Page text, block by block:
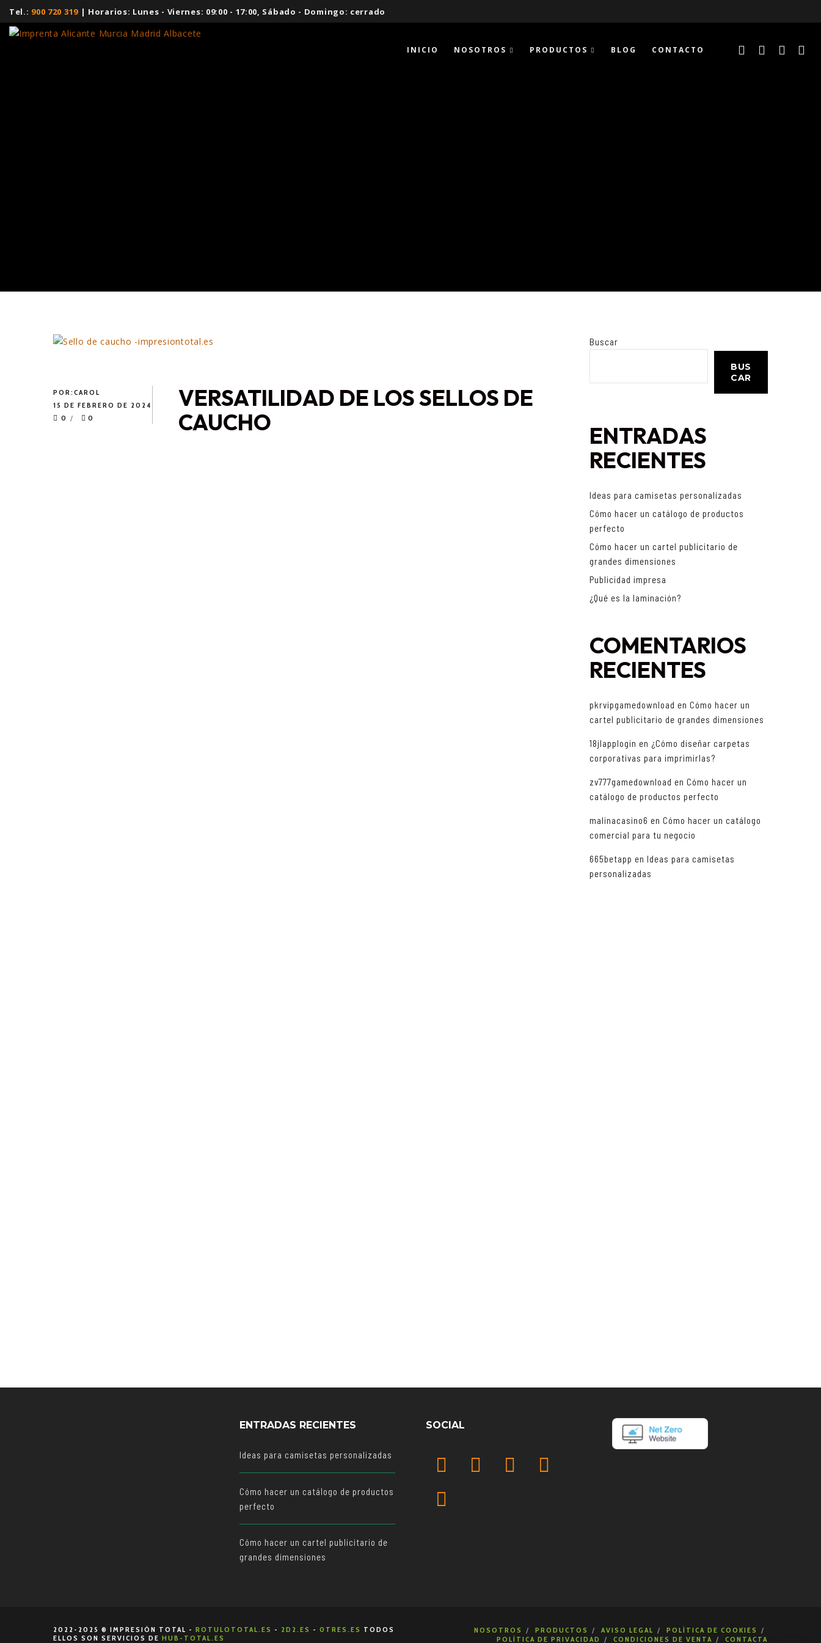
Tel.: 900 720 319| Horarios: Lunes - Viernes: 09:00 - 17:00, Sábado - Domingo: cerrado
INICIO NOSOTROS PRODUCTOS BLOG CONTACTO
POR:CAROL
15 DE FEBRERO DE 2024
0
0
VERSATILIDAD DE LOS SELLOS DE
CAUCHO
Buscar
BUS
CAR
ENTRADAS
RECIENTES
Ideas para camisetas personalizadas
Cómo hacer un catálogo de productos
perfecto
Cómo hacer un cartel publicitario de
grandes dimensiones
Publicidad impresa
¿Qué es la laminación?
COMENTARIOS
RECIENTES
pkrvipgamedownload en Cómo hacer un
cartel publicitario de grandes dimensiones
18jlapplogin en ¿Cómo diseñar carpetas
corporativas para imprimirlas?
zv777gamedownload en Cómo hacer un
catálogo de productos perfecto
malinacasino6 en Cómo hacer un catálogo
comercial para tu negocio
665betapp en Ideas para camisetas
personalizadas
ENTRADAS RECIENTES
Ideas para camisetas personalizadas
Cómo hacer un catálogo de productos
perfecto
Cómo hacer un cartel publicitario de
grandes dimensiones
SOCIAL
2022-2025 ® IMPRESIÓN TOTAL - ROTULOTOTAL.ES - 2D2.ES - 0TRES.ES TODOS
ELLOS SON SERVICIOS DE HUB-TOTAL.ES
NOSOTROS PRODUCTOS AVISO LEGAL
POLÍTICA DE COOKIES
POLÍTICA DE PRIVACIDAD
CONDICIONES DE VENTA CONTACTA